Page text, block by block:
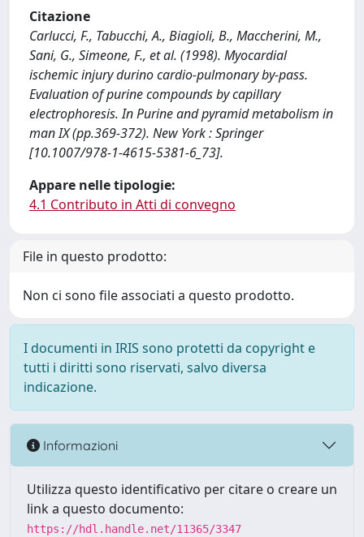
Citazione
Carlucci, F., Tabucchi, A., Biagioli, B., Maccherini, M.,
Sani, G., Simeone, F., et al. (1998). Myocardial
ischemic injury durino cardio-pulmonary by-pass.
Evaluation of purine compounds by capillary
electrophoresis. In Purine and pyramid metabolism in
man IX (pp.369-372). New York : Springer
[10.1007/978-1-4615-5381-6_73].
Appare nelle tipologie:
4.1 Contributo in Atti di convegno
File in questo prodotto:
Non ci sono file associati a questo prodotto.
I documenti in IRIS sono protetti da copyright e
tutti i diritti sono riservati, salvo diversa
indicazione.
Informazioni
Utilizza questo identificativo per citare o creare un
link a questo documento:
https://hdl.handle.net/11365/3347